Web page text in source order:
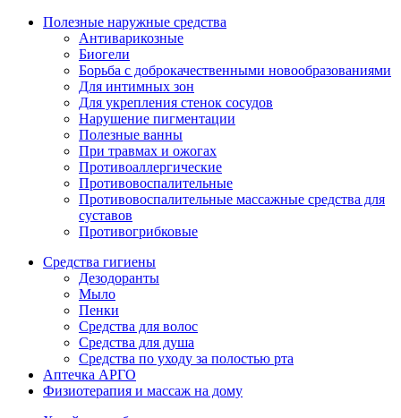
Полезные наружные средства
Антиварикозные
Биогели
Борьба с доброкачественными новообразованиями
Для интимных зон
Для укрепления стенок сосудов
Нарушение пигментации
Полезные ванны
При травмах и ожогах
Противоаллергические
Противовоспалительные
Противовоспалительные массажные средства для
суставов
Противогрибковые
Средства гигиены
Дезодоранты
Мыло
Пенки
Средства для волос
Средства для душа
Средства по уходу за полостью рта
Аптечка АРГО
Физиотерапия и массаж на дому